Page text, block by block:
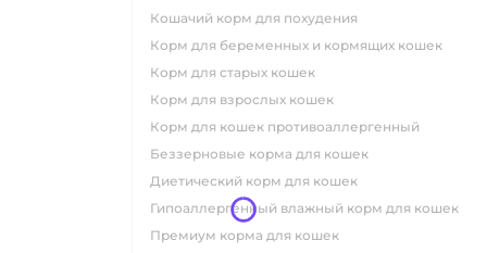
кошачий корм для похудения
корм для беременных и кормящих кошек
корм для старых кошек
корм для взрослых кошек
корм для кошек противоаллергенный
беззерновые корма для кошек
диетический корм для кошек
гипоаллергенный влажный корм для кошек
премиум корма для кошек